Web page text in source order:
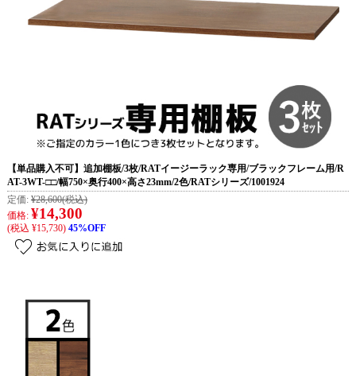
【単品購入不可】追加棚板/3枚/RATイージーラック専用/ブラックフレーム用/R
AT-3WT-□□/幅750×奥行400×高さ23mm/2色/RATシリーズ/1001924
定価: ¥28,600(税込)
価格: ¥14,300
(税込 ¥15,730) 45%OFF